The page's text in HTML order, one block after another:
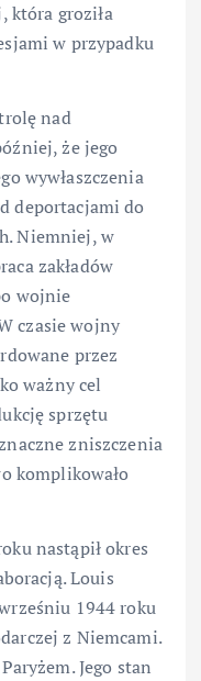
która groziła
w przypadku
nad
że jego
wywłaszczenia
deportacjami do
Niemniej, w
zakładów
wojnie
czasie wojny
przez
ważny cel
sprzętu
zniszczenia
komplikowało
nastąpił okres
Louis
1944 roku
z Niemcami.
Jego stan